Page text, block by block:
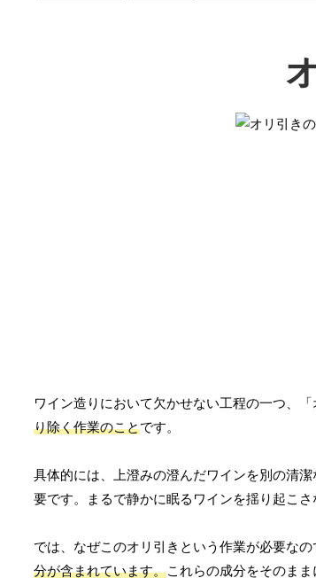
ワイン造りにおいて欠かせない工程の一つ、「
り除く作業のことです。
具体的には、上澄みの澄んだワインを別の清
要です。まるで静かに眠るワインを揺り起こ
では、なぜこのオリ引きという作業が必要なの
分が含まれています。これらの成分をそのま